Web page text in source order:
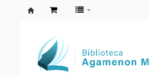
Agamenon
Magalhães